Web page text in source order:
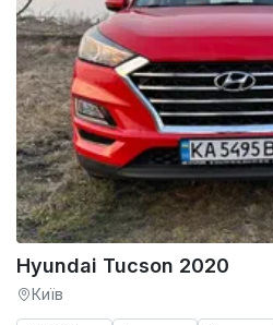
Hyundai Tucson 2020
Київ